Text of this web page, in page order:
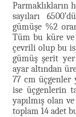
Parmaklıkların
sayıları
gümüşe %2
Tüm bu küre
çevrili olup bu
gümüş şerit
ayar altından
77 cm üçgenler
ise üçgenlerin
yapılmış olan
toplam 14 adet